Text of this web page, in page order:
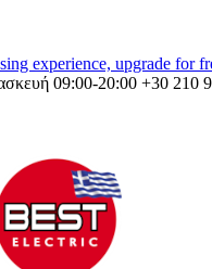
09:00-20:00 +30 210